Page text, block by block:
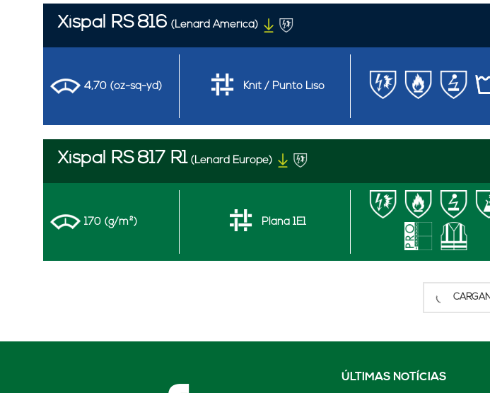
Xispal RS816 (Lenard America)
4,70 (oz-sq-yd) Knit / Punto Liso
Xispal RS817 R1 (Lenard Europe)
170 (g/m²) Plana 1E1
170 (g/m²) Plana 1E1